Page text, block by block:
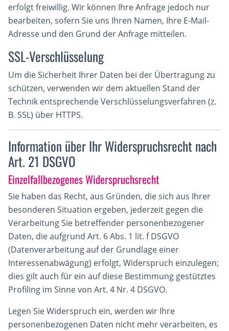
erfolgt freiwillig. Wir können Ihre Anfrage jedoch nur
bearbeiten, sofern Sie uns Ihren Namen, Ihre E-Mail-
Adresse und den Grund der Anfrage mitteilen.
SSL-Verschlüsselung
Um die Sicherheit Ihrer Daten bei der Übertragung zu
schützen, verwenden wir dem aktuellen Stand der
Technik entsprechende Verschlüsselungsverfahren (z.
B. SSL) über HTTPS.
Information über Ihr Widerspruchsrecht nach
Art. 21 DSGVO
Einzelfallbezogenes Widerspruchsrecht
Sie haben das Recht, aus Gründen, die sich aus Ihrer
besonderen Situation ergeben, jederzeit gegen die
Verarbeitung Sie betreffender personenbezogener
Daten, die aufgrund Art. 6 Abs. 1 lit. f DSGVO
(Datenverarbeitung auf der Grundlage einer
Interessenabwägung) erfolgt, Widerspruch einzulegen;
dies gilt auch für ein auf diese Bestimmung gestütztes
Profiling im Sinne von Art. 4 Nr. 4 DSGVO.
Legen Sie Widerspruch ein, werden wir Ihre
personenbezogenen Daten nicht mehr verarbeiten, es